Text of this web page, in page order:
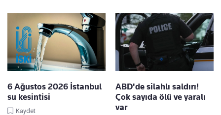
6 Ağustos 2026 İstanbul
su kesintisi
Kaydet
ABD'de silahlı saldırı!
Çok sayıda ölü ve yaralı
var